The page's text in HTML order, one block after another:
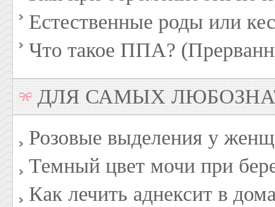
Естественные роды или
Что такое ППА?
ДЛЯ САМЫХ
Розовые выделения у
Темный цвет мочи при
Как лечить аднексит в